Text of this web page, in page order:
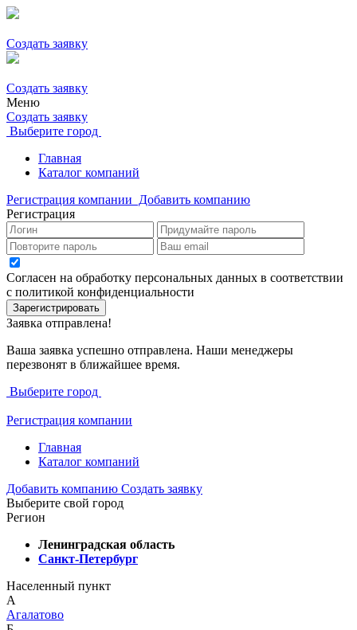
Создать заявку
Создать заявку
Меню
Создать заявку
Выберите город
Главная
Каталог компаний
Регистрация компании Добавить компанию
Регистрация
Согласен на обработку персональных данных в соответствии
с политикой конфиденциальности
Зарегистрировать
Заявка отправлена!
Ваша заявка успешно отправлена. Наши менеджеры
перезвонят в ближайшее время.
Выберите город
Регистрация компании
Главная
Каталог компаний
Добавить компанию Создать заявку
Выберите свой город
Регион
Ленинградская область
Санкт-Петербург
Населенный пункт
А
Агалатово